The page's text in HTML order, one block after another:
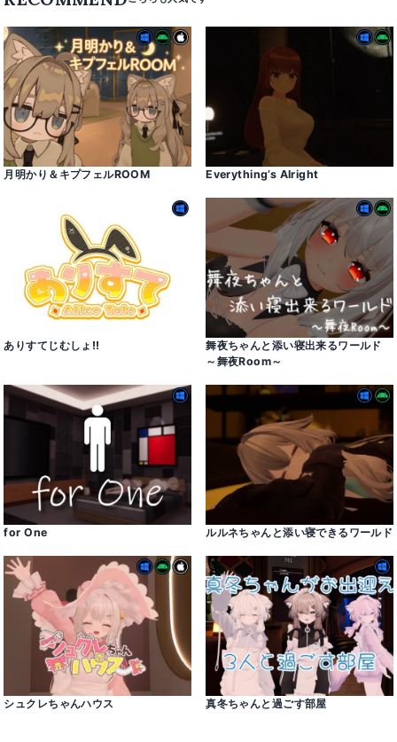
月明かり＆キプフェルROOM Everything’s Alright
ありすてじむしょǃǃ
舞夜ちゃんと添い寝出来るワールド
～舞夜Room～
for One ルルネちゃんと添い寝できるワールド
シュクレちゃんハウス 真冬ちゃんと過ごす部屋